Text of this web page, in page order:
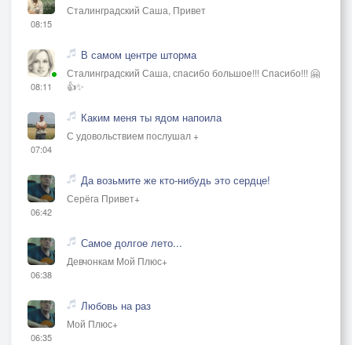
08:15
Сталинградский Саша, Привет
08:11
В самом центре шторма
Сталинградский Саша, спасибо большое!!! Спасибо!!! 🤗
👍✨
07:04
Каким меня ты ядом напоила
С удовольствием послушал +
06:42
Да возьмите же кто-нибудь это сердце!
Серёга Привет+
06:38
Самое долгое лето...
Девчонкам Мой Плюс+
06:35
Любовь на раз
Мой Плюс+